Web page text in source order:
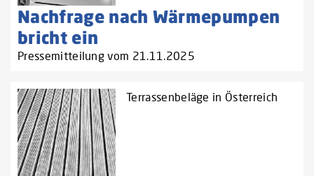
Nachfrage nach Wärmepumpen
bricht ein
Pressemitteilung vom 21.11.2025
Terrassenbeläge in Österreich